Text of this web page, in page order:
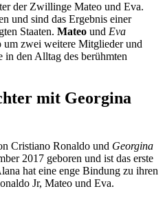
der Zwillinge Mateo und Eva.
und sind das Ergebnis einer
Staaten. Mateo und Eva
um zwei weitere Mitglieder und
den Alltag des berühmten
mit Georgina
Cristiano Ronaldo und Georgina
2017 geboren und ist das erste
hat eine enge Bindung zu ihren
Jr, Mateo und Eva.